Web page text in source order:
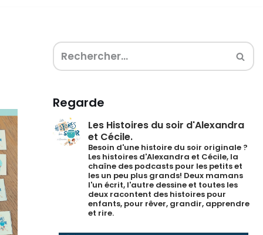
Regarde
Les Histoires du soir d'Alexandra
et Cécile.
Besoin d'une histoire du soir originale ?
Les histoires d'Alexandra et Cécile, la
chaîne des podcasts pour les petits et
les un peu plus grands! Deux mamans
l'un écrit, l'autre dessine et toutes les
deux racontent des histoires pour
enfants, pour rêver, grandir, apprendre
et rire.